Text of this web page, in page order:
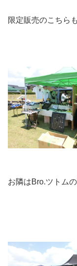
限定販売のこちら
お隣はBro.ツトム